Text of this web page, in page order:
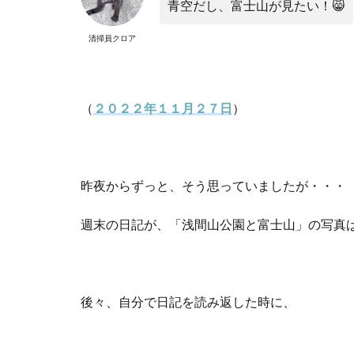
清掃員クロア
青空だし、富士山が見たい！ 😸
（ ２０２２年１１月２７日 ）
昨夜からずっと、そう思っていましたが・・・
週末の日記が、「浅間山公園と富士山」の写真
後々、自分で日記を読み返した時に、